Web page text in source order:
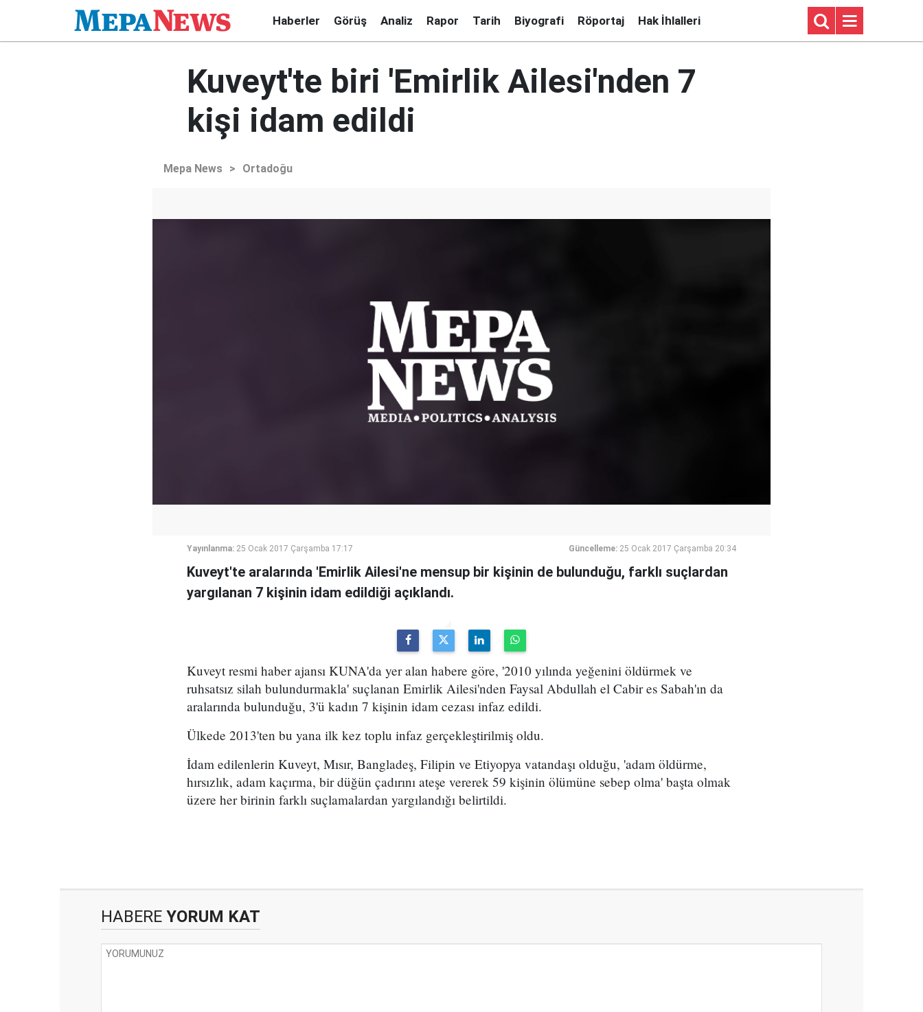
Haberler Görüş Analiz Rapor Tarih Biyografi Röportaj Hak İhlalleri
Kuveyt'te biri 'Emirlik Ailesi'nden 7
kişi idam edildi
Mepa News > Ortadoğu
Yayınlanma: 25 Ocak 2017 Çarşamba 17:17 Güncelleme: 25 Ocak 2017 Çarşamba 20:34
Kuveyt'te aralarında 'Emirlik Ailesi'ne mensup bir kişinin de bulunduğu, farklı suçlardan
yargılanan 7 kişinin idam edildiği açıklandı.
Kuveyt resmi haber ajansı KUNA'da yer alan habere göre, '2010 yılında yeğenini öldürmek ve
ruhsatsız silah bulundurmakla' suçlanan Emirlik Ailesi'nden Faysal Abdullah el Cabir es Sabah'ın da
aralarında bulunduğu, 3'ü kadın 7 kişinin idam cezası infaz edildi.
Ülkede 2013'ten bu yana ilk kez toplu infaz gerçekleştirilmiş oldu.
İdam edilenlerin Kuveyt, Mısır, Bangladeş, Filipin ve Etiyopya vatandaşı olduğu, 'adam öldürme,
hırsızlık, adam kaçırma, bir düğün çadırını ateşe vererek 59 kişinin ölümüne sebep olma' başta olmak
üzere her birinin farklı suçlamalardan yargılandığı belirtildi.
HABERE YORUM KAT